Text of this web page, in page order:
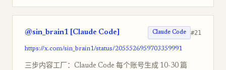
@sin_brain1 [Claude Code] Claude Code #21
https://x.com/sin_brain1/status/2055526959703359991
三步内容工厂：Claude Code 每个账号生成 10-30 篇